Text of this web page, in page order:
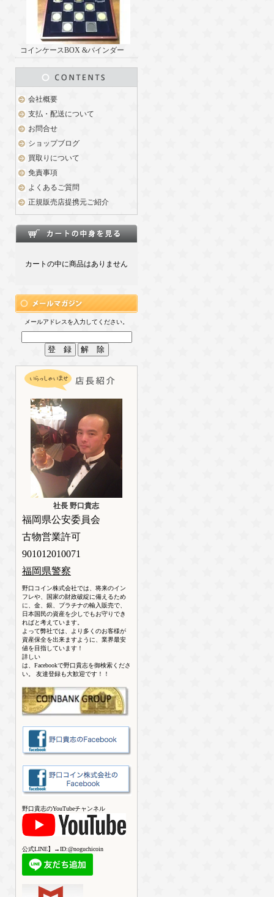
コインケースBOX &バインダー
会社概要
支払・配送について
お問合せ
ショップブログ
買取りについて
免責事項
よくあるご質問
正規販売店提携元ご紹介
カートの中に商品はありません
メールアドレスを入力してください。
社長 野口貴志
福岡県公安委員会
古物営業許可
901012010071
福岡県警察
野口コイン株式会社では、将来のイン
フレや、国家の財政破綻に備えるため
に、金、銀、プラチナの輸入販売で、
日本国民の資産を少しでもお守りでき
ればと考えています。
よって弊社では、より多くのお客様が
資産保全を出来ますように、業界最安
値を目指しています！
詳しい
は、Facebookで野口貴志を御検索くださ
い。 友達登録も大歓迎です！！
野口貴志のYouTubeチャンネル
公式LINE】→ID:@noguchicoin